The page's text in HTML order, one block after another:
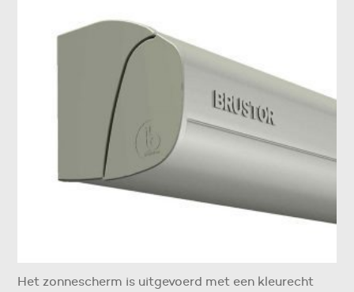
Het zonnescherm is uitgevoerd met een kleurecht